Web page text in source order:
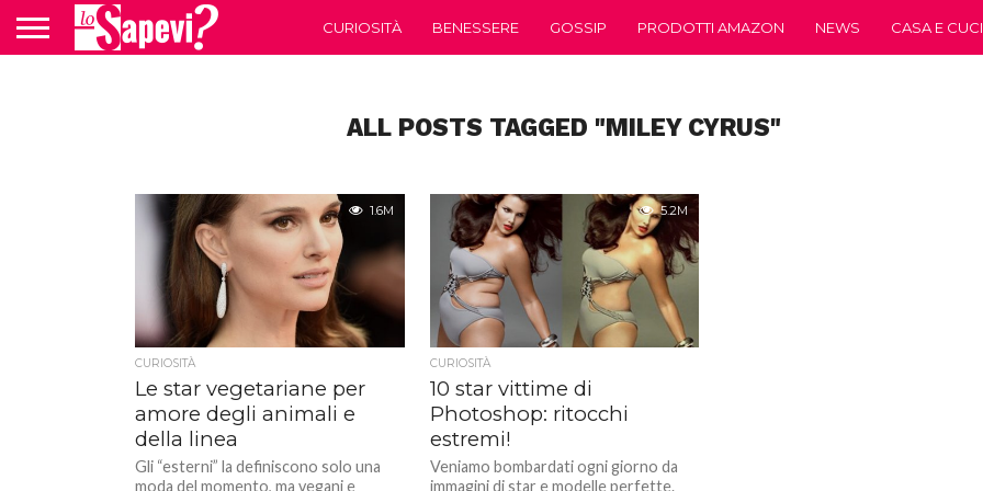
CURIOSITÀ BENESSERE GOSSIP PRODOTTI AMAZON NEWS CASA E
ALL POSTS TAGGED "MILEY CYRUS"
1.6M
CURIOSITÀ
Le star vegetariane per
amore degli animali e
della linea
Gli “esterni” la definiscono solo una
moda del momento, ma vegani e
5.2M
CURIOSITÀ
10 star vittime di
Photoshop: ritocchi
estremi!
Veniamo bombardati ogni giorno da
immagini di star e modelle perfette.